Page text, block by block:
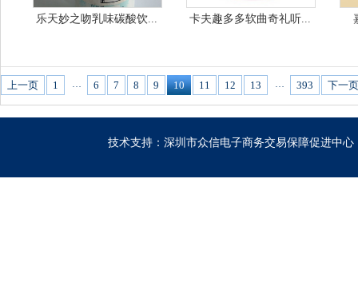
乐天妙之吻乳味碳酸饮... 卡夫趣多多软曲奇礼听...
上一页 1 … 6 7 8 9 10 11 12 13 … 393 下一页
技术支持：深圳市众信电子商务交易保障促进中